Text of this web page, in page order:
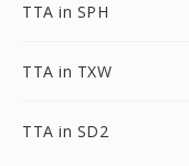
TTA in SPH
TTA in TXW
TTA in SD2